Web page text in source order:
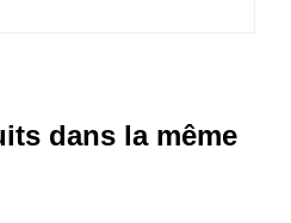
dans la même